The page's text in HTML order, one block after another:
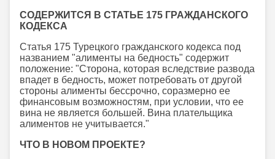
СОДЕРЖИТСЯ В СТАТЬЕ 175 ГРАЖДАНСКОГО
КОДЕКСА
Статья 175 Турецкого гражданского кодекса под
названием "алименты на бедность" содержит
положение: "Сторона, которая вследствие развода
впадет в бедность, может потребовать от другой
стороны алименты бессрочно, соразмерно ее
финансовым возможностям, при условии, что ее
вина не является большей. Вина плательщика
алиментов не учитывается."
ЧТО В НОВОМ ПРОЕКТЕ?